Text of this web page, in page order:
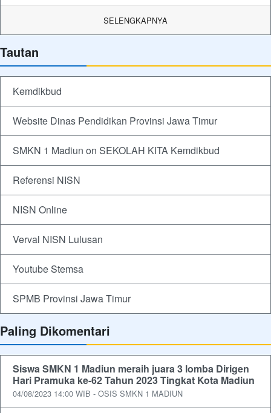
SELENGKAPNYA
Tautan
Kemdikbud
Website Dinas Pendidikan Provinsi Jawa Timur
SMKN 1 Madiun on SEKOLAH KITA Kemdikbud
Referensi NISN
NISN Online
Verval NISN Lulusan
Youtube Stemsa
SPMB Provinsi Jawa Timur
Paling Dikomentari
Siswa SMKN 1 Madiun meraih juara 3 lomba Dirigen
Hari Pramuka ke-62 Tahun 2023 Tingkat Kota Madiun
04/08/2023 14:00 WIB - OSIS SMKN 1 MADIUN